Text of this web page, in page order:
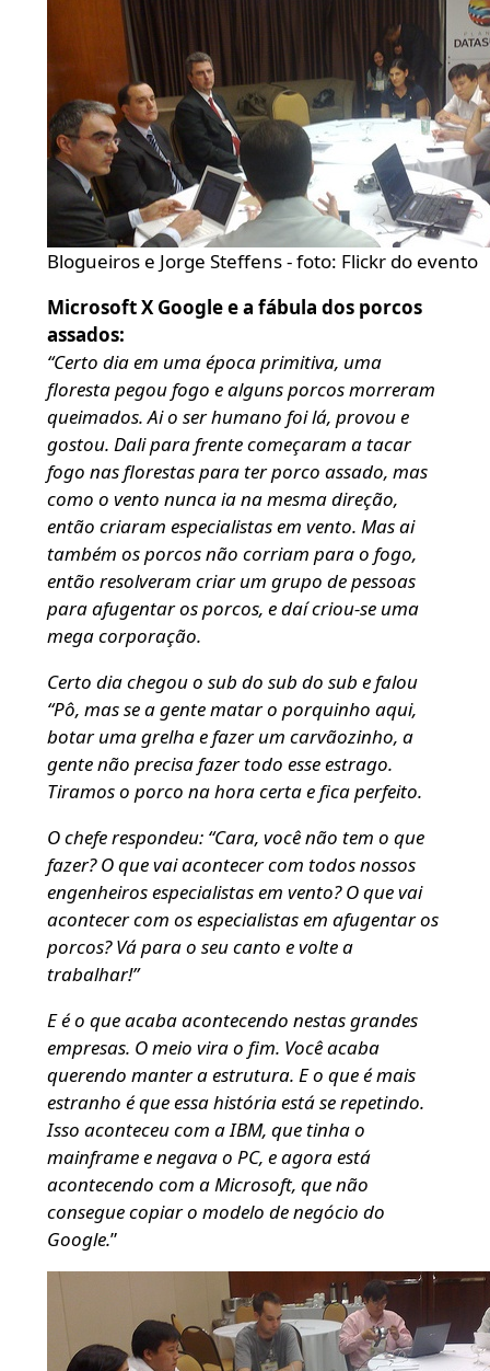
Blogueiros e Jorge Steffens - foto: Flickr do evento
Microsoft X Google e a fábula dos porcos
assados:
“Certo dia em uma época primitiva, uma
floresta pegou fogo e alguns porcos morreram
queimados. Ai o ser humano foi lá, provou e
gostou. Dali para frente começaram a tacar
fogo nas florestas para ter porco assado, mas
como o vento nunca ia na mesma direção,
então criaram especialistas em vento. Mas ai
também os porcos não corriam para o fogo,
então resolveram criar um grupo de pessoas
para afugentar os porcos, e daí criou-se uma
mega corporação.
Certo dia chegou o sub do sub do sub e falou
“Pô, mas se a gente matar o porquinho aqui,
botar uma grelha e fazer um carvãozinho, a
gente não precisa fazer todo esse estrago.
Tiramos o porco na hora certa e fica perfeito.
O chefe respondeu: “Cara, você não tem o que
fazer? O que vai acontecer com todos nossos
engenheiros especialistas em vento? O que vai
acontecer com os especialistas em afugentar os
porcos? Vá para o seu canto e volte a
trabalhar!”
E é o que acaba acontecendo nestas grandes
empresas. O meio vira o fim. Você acaba
querendo manter a estrutura. E o que é mais
estranho é que essa história está se repetindo.
Isso aconteceu com a IBM, que tinha o
mainframe e negava o PC, e agora está
acontecendo com a Microsoft, que não
consegue copiar o modelo de negócio do
Google.”